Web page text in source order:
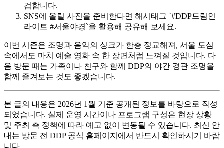
검합니다.
SNS에 올릴 사진을 준비한다면 해시태그 `#DDP드림인
라이트 #서울야경`을 활용해 공유해 보세요.
이번 시즌은 조명과 음악의 싱크가 한층 정교해져, 서울 도심
속에서도 마치 예술 영화 속 한 장면처럼 느껴질 것입니다. 다
음 방문 때는 가족이나 친구와 함께 DDP의 야간 경관 조명을
함께 즐겨보는 것도 좋겠습니다.
본 글의 내용은 2026년 1월 기준 공개된 정보를 바탕으로 작성
되었습니다. 실제 운영 시간이나 프로그램 구성은 현장 상황
및 주최 측 정책에 따라 예고 없이 변동될 수 있습니다. 최신 안
내는 방문 전 DDP 공식 홈페이지에서 반드시 확인하시기 바랍
니다.